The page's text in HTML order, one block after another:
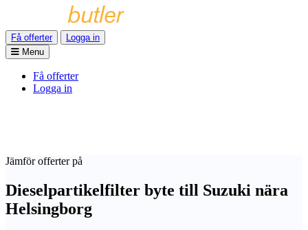
Få offerter
Logga in
Menu
Få offerter
Logga in
Jämför offerter på
Dieselpartikelfilter byte till Suzuki nära
Helsingborg